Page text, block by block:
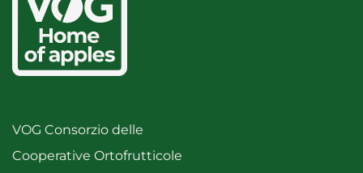
VOG Consorzio delle
Cooperative Ortofrutticole